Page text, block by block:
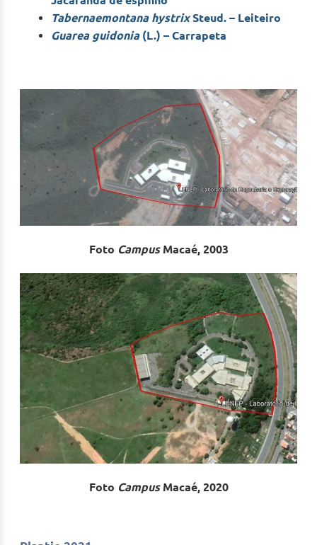
Tabernaemontana hystrixSteud. – Leiteiro
Guarea guidonia(L.) – Carrapeta
Foto CampusMacaé, 2003
Foto CampusMacaé, 2020